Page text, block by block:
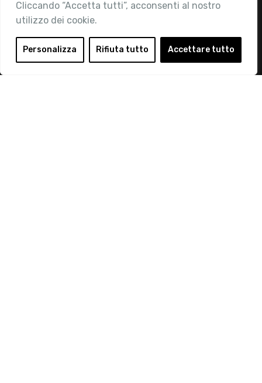
Cliccando “Accetta tutti”, acconsenti al nostro
utilizzo dei cookie.
Personalizza Rifiuta tutto Accettare tutto
Area Riservata
Login
Diventa Socio